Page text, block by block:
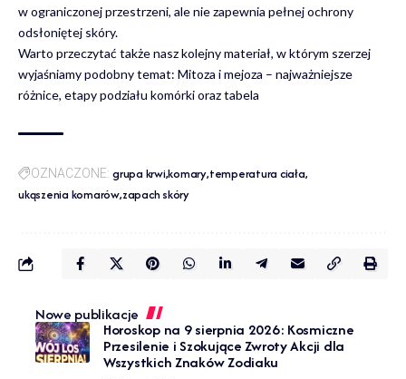
w ograniczonej przestrzeni, ale nie zapewnia pełnej ochrony
odsłoniętej skóry.
Warto przeczytać także nasz kolejny materiał, w którym szerzej
wyjaśniamy podobny temat: Mitoza i mejoza – najważniejsze
różnice, etapy podziału komórki oraz tabela
OZNACZONE: grupa krwikomary temperatura ciała
ukąszenia komarów zapach skóry
Nowe publikacje
Horoskop na 9 sierpnia 2026: Kosmiczne
Przesilenie i Szokujące Zwroty Akcji dla
Wszystkich Znaków Zodiaku